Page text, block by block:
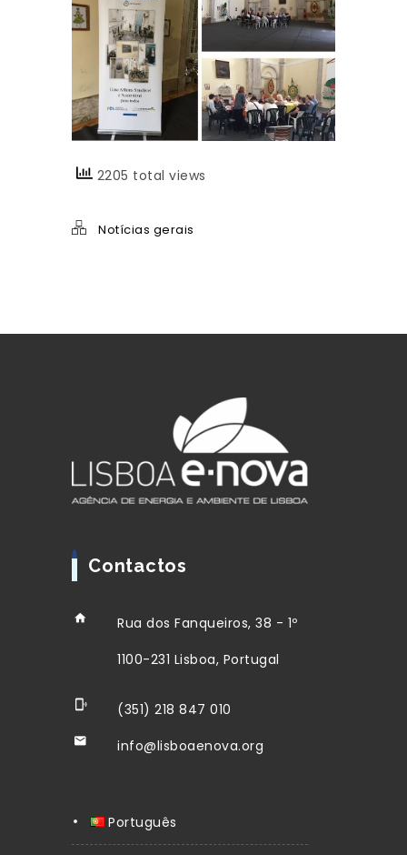
2205 total views
Notícias gerais
Contactos
Rua dos Fanqueiros, 38 - 1º
1100-231 Lisboa, Portugal
(351) 218 847 010
info@lisboaenova.org
Português